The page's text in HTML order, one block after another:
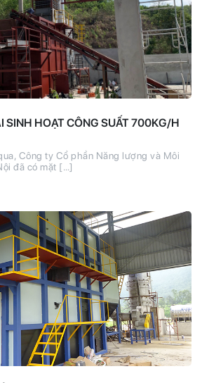
SINH HOẠT CÔNG SUẤT 700KG/H
Công ty Cổ phần Năng lượng và Môi
đã có mặt […]